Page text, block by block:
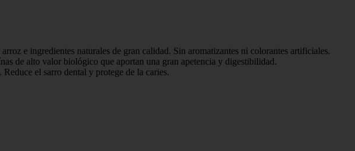
e ingredientes naturales de gran calidad. Sin aromatizantes ni colorantes artificiales.
de alto valor biológico que aportan una gran apetencia y digestibilidad.
el sarro dental y protege de la caries.